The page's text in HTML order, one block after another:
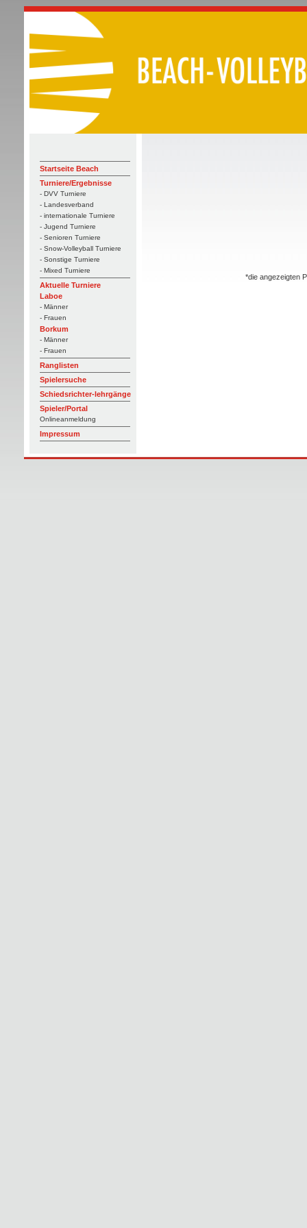
Startseite Beach
Turniere/Ergebnisse
- DVV Turniere
- Landesverband
- internationale Turniere
- Jugend Turniere
- Senioren Turniere
- Snow-Volleyball Turniere
- Sonstige Turniere
- Mixed Turniere
Aktuelle Turniere
Laboe
- Männer
- Frauen
Borkum
- Männer
- Frauen
Ranglisten
Spielersuche
Schiedsrichter-lehrgänge
Spieler/Portal
Onlineanmeldung
Impressum
*die angezeigten